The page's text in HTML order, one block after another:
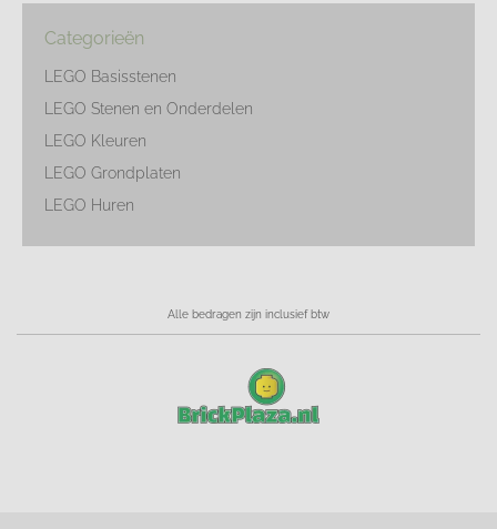
Categorieën
LEGO Basisstenen
LEGO Stenen en Onderdelen
LEGO Kleuren
LEGO Grondplaten
LEGO Huren
Alle bedragen zijn inclusief btw